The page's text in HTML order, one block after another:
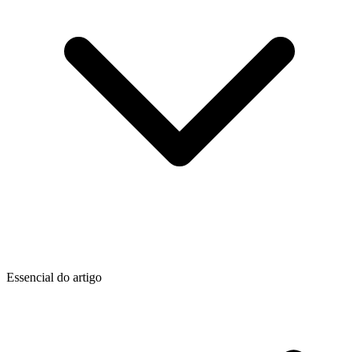
Essencial do artigo